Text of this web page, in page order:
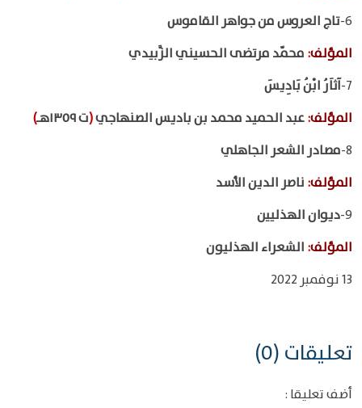
6- تاج العروس من جواهر القاموس
المؤلف: محمّد مرتضى الحسيني الزَّبيدي
7- آثاَرُ ابْنُ بَادِيسَ
المؤلف:عبد الحميد محمد بن باديس الصنهاجي(ت ١٣٥٩هـ
)
8- مصادر الشعر الجاهلي
المؤلف: ناصر الدين الأسد
9- ديوان الهذليين
المؤلف: الشعراء الهذليون
13 نوفمبر 2022
تعليقات (0)
أضف تعليقا :